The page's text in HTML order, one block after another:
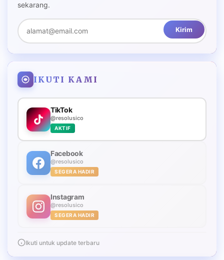
sekarang.
Kirim
IKUTI KAMI
TikTok
@resolusico
AKTIF
Facebook
@resolusico
SEGERA HADIR
Instagram
@resolusico
SEGERA HADIR
Ikuti untuk update terbaru